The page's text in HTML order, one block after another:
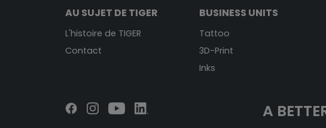
AU SUJET DE TIGER
L'histoire de TIGER
Contact
BUSINESS UNITS
Tattoo
3D-Print
Inks
A